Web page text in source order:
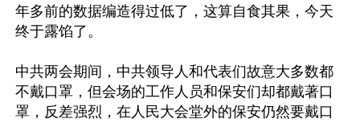
年多前的数据编造得过低了，这算自食其果，今天
终于露馅了。
中共两会期间，中共领导人和代表们故意大多数都
不戴口罩，但会场的工作人员和保安们却都戴著口
罩，反差强烈，在人民大会堂外的保安仍然要戴口